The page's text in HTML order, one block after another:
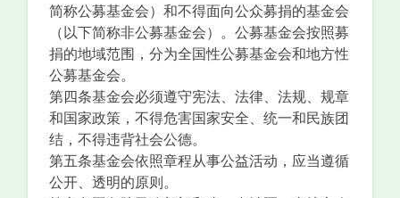
简称公募基金会）和不得面向公众募捐的基金会
（以下简称非公募基金会）。公募基金会按照募
捐的地域范围，分为全国性公募基金会和地方性
公募基金会。
第四条基金会必须遵守宪法、法律、法规、规章
和国家政策，不得危害国家安全、统一和民族团
结，不得违背社会公德。
第五条基金会依照章程从事公益活动，应当遵循
公开、透明的原则。